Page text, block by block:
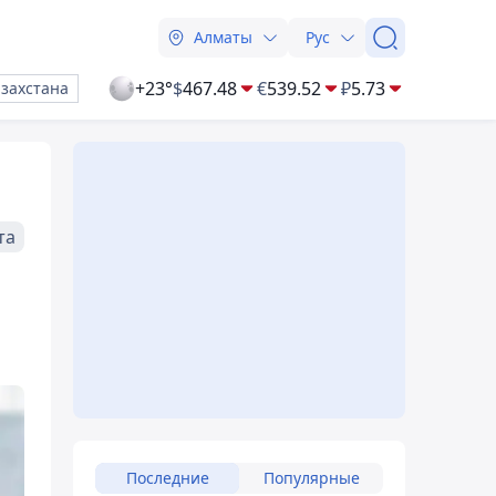
Алматы Рус
+23°$467.48 €539.52 ₽5.73
Последние Популярные